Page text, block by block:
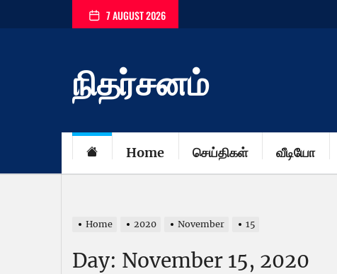
7 AUGUST 2026
நிதர்சனம்
Home செய்திகள் வீடியோ
Home 2020 November 15
Day: November 15, 2020